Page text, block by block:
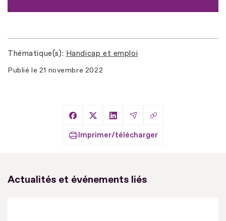
Thématique(s) Handicap et emploi
Publié le 21 novembre 2022
Partager sur Facebook
Partager sur X
Partager sur LinkedIn
Partager par Email
Copier le lien
Imprimer/télécharger
Actualités et événements liés